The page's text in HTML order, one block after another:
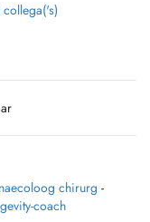
chirurg -
coach